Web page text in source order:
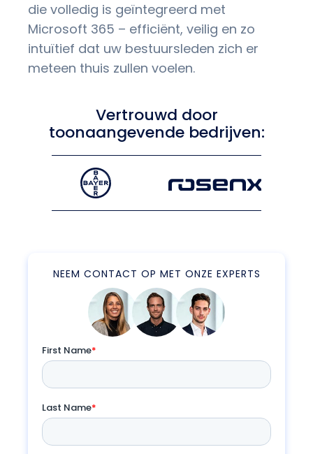
die volledig is geïntegreerd met
Microsoft 365 – efficiënt, veilig en zo
intuïtief dat uw bestuursleden zich er
meteen thuis zullen voelen.
Vertrouwd door
toonaangevende bedrijven:
NEEM CONTACT OP MET ONZE EXPERTS